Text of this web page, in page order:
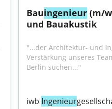
Bauingenieur (m/
und Bauakustik
"...der Architektur- und
Verstärkung unseres
Berlin suchen..."
iwb Ingenieur